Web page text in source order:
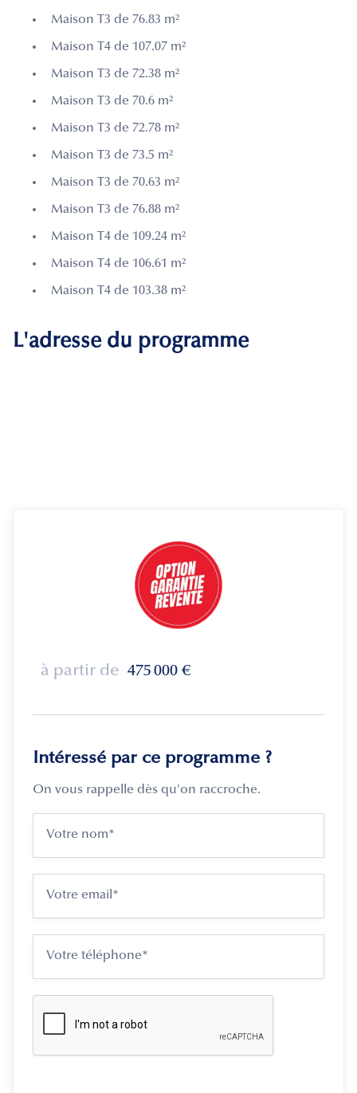
Maison T3 de 76.83 m²
Maison T4 de 107.07 m²
Maison T3 de 72.38 m²
Maison T3 de 70.6 m²
Maison T3 de 72.78 m²
Maison T3 de 73.5 m²
Maison T3 de 70.63 m²
Maison T3 de 76.88 m²
Maison T4 de 109.24 m²
Maison T4 de 106.61 m²
Maison T4 de 103.38 m²
L'adresse du programme
à partir de 475 000 €
Intéressé par ce programme ?
On vous rappelle dès qu'on raccroche.